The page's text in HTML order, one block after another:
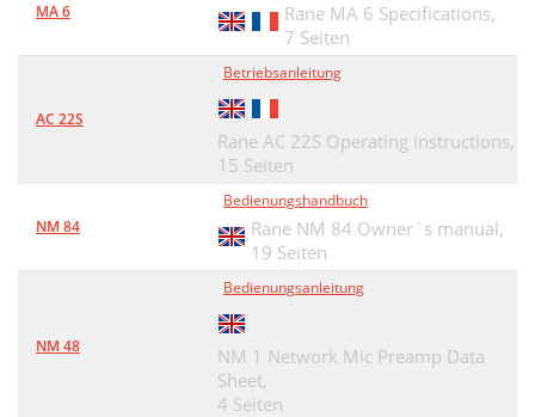
MA 6
Rane MA 6 Specifications,
7 Seiten
AC 22S
Betriebsanleitung
Rane AC 22S Operating instructions,
15 Seiten
NM 84
Bedienungshandbuch
Rane NM 84 Owner`s manual,
19 Seiten
NM 48
Bedienungsanleitung
NM 1 Network Mic Preamp Data
Sheet,
4 Seiten